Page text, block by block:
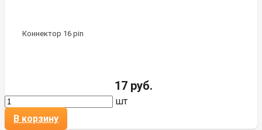
Коннектор 16 pin
17 руб.
шт
В корзину